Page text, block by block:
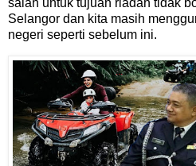
salah untuk tujuan riadah tidak
Selangor dan kita masih
negeri seperti sebelum ini.